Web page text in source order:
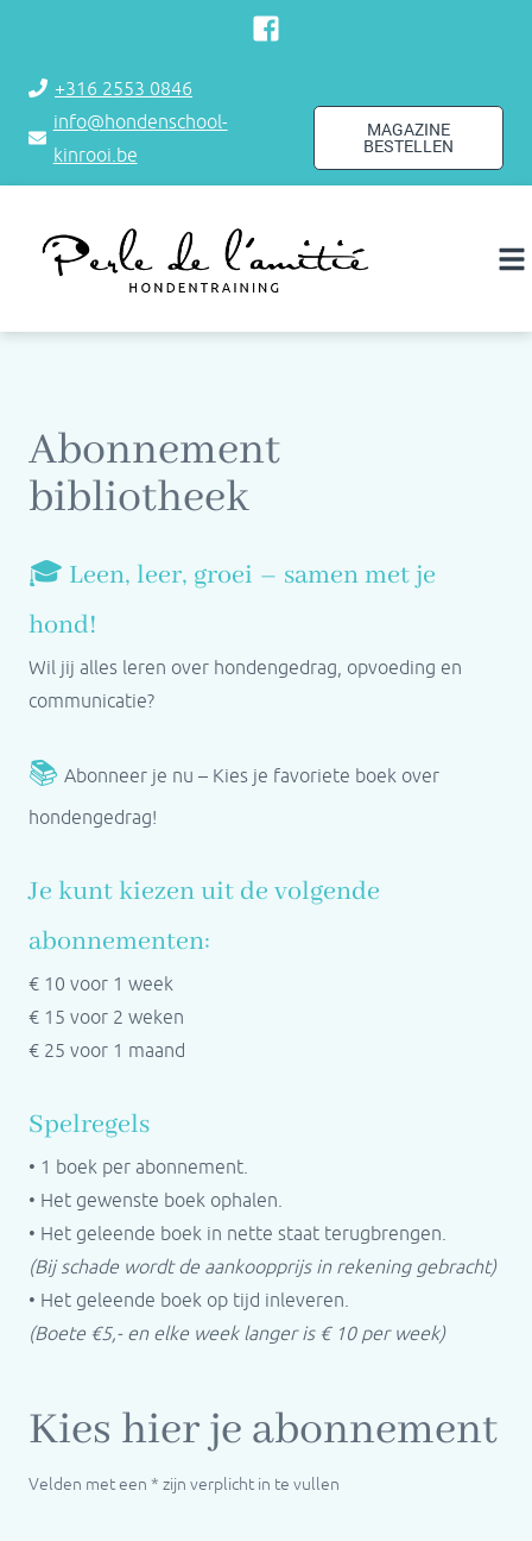
+316 2553 0846
info@hondenschool-
kinrooi.be
MAGAZINE
BESTELLEN
Abonnement
bibliotheek
🎓 Leen, leer, groei – samen met je
hond!
Wil jij alles leren over hondengedrag, opvoeding en
communicatie?
📚 Abonneer je nu – Kies je favoriete boek over
hondengedrag!
Je kunt kiezen uit de volgende
abonnementen:
€ 10 voor 1 week
€ 15 voor 2 weken
€ 25 voor 1 maand
Spelregels
• 1 boek per abonnement.
• Het gewenste boek ophalen.
• Het geleende boek in nette staat terugbrengen.
(Bij schade wordt de aankoopprijs in rekening gebracht)
• Het geleende boek op tijd inleveren.
(Boete €5,- en elke week langer is € 10 per week)
Kies hier je abonnement
Velden met een * zijn verplicht in te vullen